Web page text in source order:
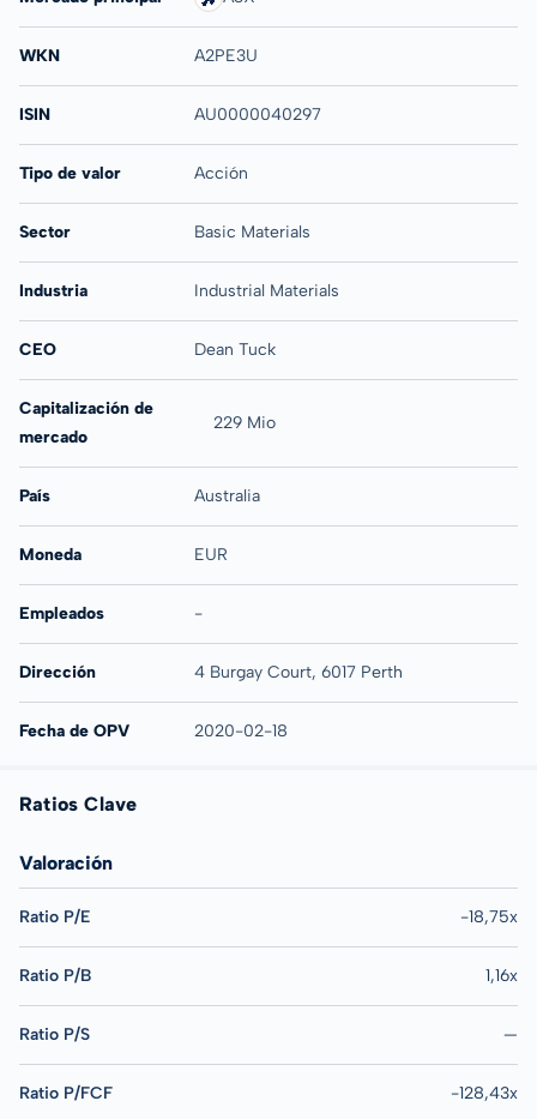
WKN A2PE3U
ISIN AU0000040297
Tipo de valor Acción
Sector Basic Materials
Industria Industrial Materials
CEO Dean Tuck
Capitalización de
mercado
229 Mio
País Australia
Moneda EUR
Empleados -
Dirección 4 Burgay Court, 6017 Perth
Fecha de OPV 2020-02-18
Ratios Clave
Valoración
Ratio P/E -18,75x
Ratio P/B 1,16x
Ratio P/S —
Ratio P/FCF -128,43x